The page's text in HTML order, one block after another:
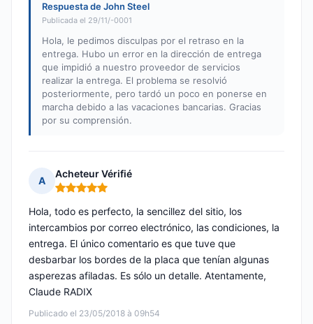
Respuesta de John Steel
Publicada el 29/11/-0001
Hola, le pedimos disculpas por el retraso en la
entrega. Hubo un error en la dirección de entrega
que impidió a nuestro proveedor de servicios
realizar la entrega. El problema se resolvió
posteriormente, pero tardó un poco en ponerse en
marcha debido a las vacaciones bancarias. Gracias
por su comprensión.
A
Acheteur Vérifié
Nota: 5 de 5
Publicado el 23/05/2018 à 09h54
Hola, todo es perfecto, la sencillez del sitio, los
intercambios por correo electrónico, las condiciones, la
entrega. El único comentario es que tuve que
desbarbar los bordes de la placa que tenían algunas
asperezas afiladas. Es sólo un detalle. Atentamente,
Claude RADIX